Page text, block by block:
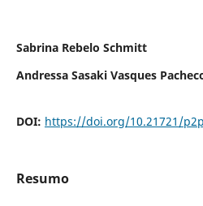
Sabrina Rebelo Schmitt
Andressa Sasaki Vasques
DOI: https://doi.org/10.21721/
Resumo